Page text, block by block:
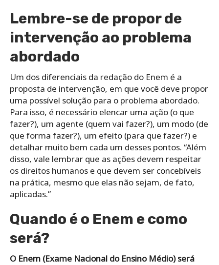
Lembre-se de propor de
intervenção ao problema
abordado
Um dos diferenciais da redação do Enem é a
proposta de intervenção, em que você deve propor
uma possível solução para o problema abordado.
Para isso, é necessário elencar uma ação (o que
fazer?), um agente (quem vai fazer?), um modo (de
que forma fazer?), um efeito (para que fazer?) e
detalhar muito bem cada um desses pontos. “Além
disso, vale lembrar que as ações devem respeitar
os direitos humanos e que devem ser concebíveis
na prática, mesmo que elas não sejam, de fato,
aplicadas.”
Quando é o Enem e como
será?
O Enem (Exame Nacional do Ensino Médio) será